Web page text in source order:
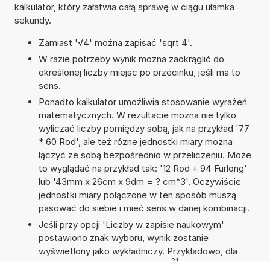
kalkulator, który załatwia całą sprawę w ciągu ułamka
sekundy.
Zamiast '√4' można zapisać 'sqrt 4'.
W razie potrzeby wynik można zaokrąglić do
określonej liczby miejsc po przecinku, jeśli ma to
sens.
Ponadto kalkulator umożliwia stosowanie wyrażeń
matematycznych. W rezultacie można nie tylko
wyliczać liczby pomiędzy sobą, jak na przykład '77
* 60 Rod', ale też różne jednostki miary można
łączyć ze sobą bezpośrednio w przeliczeniu. Może
to wyglądać na przykład tak: '12 Rod + 94 Furlong'
lub '43mm x 26cm x 9dm = ? cm^3'. Oczywiście
jednostki miary połączone w ten sposób muszą
pasować do siebie i mieć sens w danej kombinacji.
Jeśli przy opcji 'Liczby w zapisie naukowym'
postawiono znak wyboru, wynik zostanie
wyświetlony jako wykładniczy. Przykładowo, dla